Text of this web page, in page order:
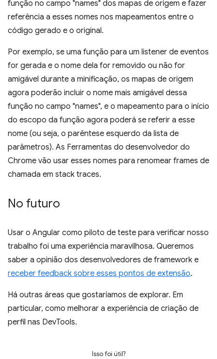
função no campo "names" dos mapas de origem e fazer
referência a esses nomes nos mapeamentos entre o
código gerado e o original.
Por exemplo, se uma função para um listener de eventos
for gerada e o nome dela for removido ou não for
amigável durante a minificação, os mapas de origem
agora poderão incluir o nome mais amigável dessa
função no campo "names", e o mapeamento para o início
do escopo da função agora poderá se referir a esse
nome (ou seja, o parêntese esquerdo da lista de
parâmetros). As Ferramentas do desenvolvedor do
Chrome vão usar esses nomes para renomear frames de
chamada em stack traces.
No futuro
Usar o Angular como piloto de teste para verificar nosso
trabalho foi uma experiência maravilhosa. Queremos
saber a opinião dos desenvolvedores de framework e
receber feedback sobre esses pontos de extensão.
Há outras áreas que gostaríamos de explorar. Em
particular, como melhorar a experiência de criação de
perfil nas DevTools.
Isso foi útil?